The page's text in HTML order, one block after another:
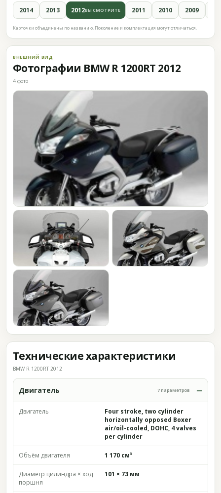
2014 2013 2012ВЫ СМОТРИТЕ 2011 2010 2009
Карточки объединены по названию. Поколение и комплектация могут отличаться.
ВНЕШНИЙ ВИД
Фотографии BMW R 1200RT 2012
4 фото
Технические характеристики
BMW R 1200RT 2012
Двигатель 7 параметров
Двигатель
Four stroke, two cylinder
horizontally opposed Boxer
air/oil-cooled, DOHC, 4 valves
per cylinder
Объём двигателя 1 170 см³
Диаметр цилиндра × ход
поршня
101 × 73 мм